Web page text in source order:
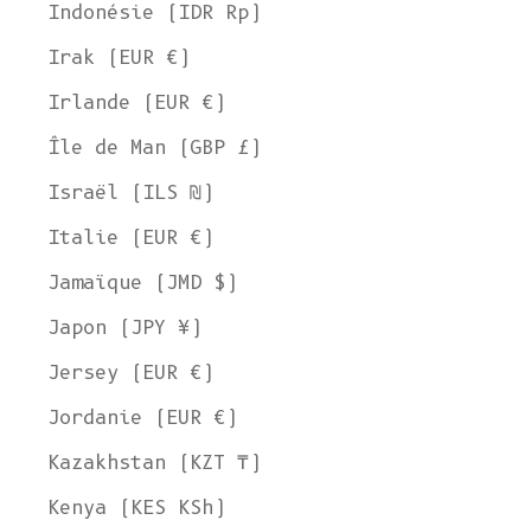
Indonésie (IDR Rp)
Irak (EUR €)
Irlande (EUR €)
Île de Man (GBP £)
Israël (ILS ₪)
Italie (EUR €)
Jamaïque (JMD $)
Japon (JPY ¥)
Jersey (EUR €)
Jordanie (EUR €)
Kazakhstan (KZT ₸)
Kenya (KES KSh)